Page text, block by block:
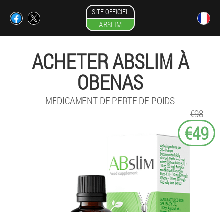
SITE OFFICIEL
ABSLIM
ACHETER ABSLIM À
OBENAS
MÉDICAMENT DE PERTE DE POIDS
€98
€49